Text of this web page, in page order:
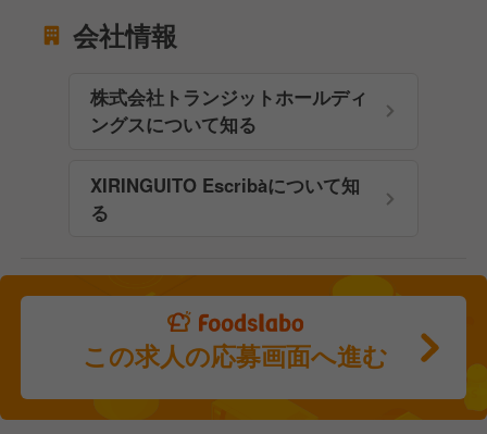
会社情報
株式会社トランジットホールディ
ングスについて知る
XIRINGUITO Escribàについて知
る
この求人の応募画面へ進む